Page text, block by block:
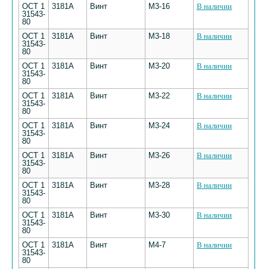
ОСТ 1
31543-
80
3181А Винт М3-16 В наличии
ОСТ 1
31543-
80
3181А Винт М3-18 В наличии
ОСТ 1
31543-
80
3181А Винт М3-20 В наличии
ОСТ 1
31543-
80
3181А Винт М3-22 В наличии
ОСТ 1
31543-
80
3181А Винт М3-24 В наличии
ОСТ 1
31543-
80
3181А Винт М3-26 В наличии
ОСТ 1
31543-
80
3181А Винт М3-28 В наличии
ОСТ 1
31543-
80
3181А Винт М3-30 В наличии
ОСТ 1
31543-
80
3181А Винт М4-7 В наличии